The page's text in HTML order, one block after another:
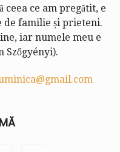
ceea ce am pregătit, e
de familie și prieteni.
iar numele meu e
Szőgyényi).